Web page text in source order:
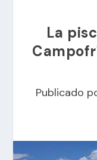
La
Publicado